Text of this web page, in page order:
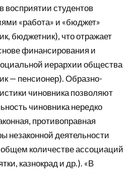
восприятии студентов
«работа» и «бюджет»
бюджетник), что отражает
финансирования и
иерархии общества
— пенсионер). Образно-
чиновника позволяют
чиновника нередко
противоправная
незаконной деятельности
количестве ассоциаций
казнокрад и др.). «В